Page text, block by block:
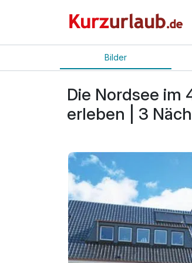
Bilder
Die Nordsee
erleben | 3